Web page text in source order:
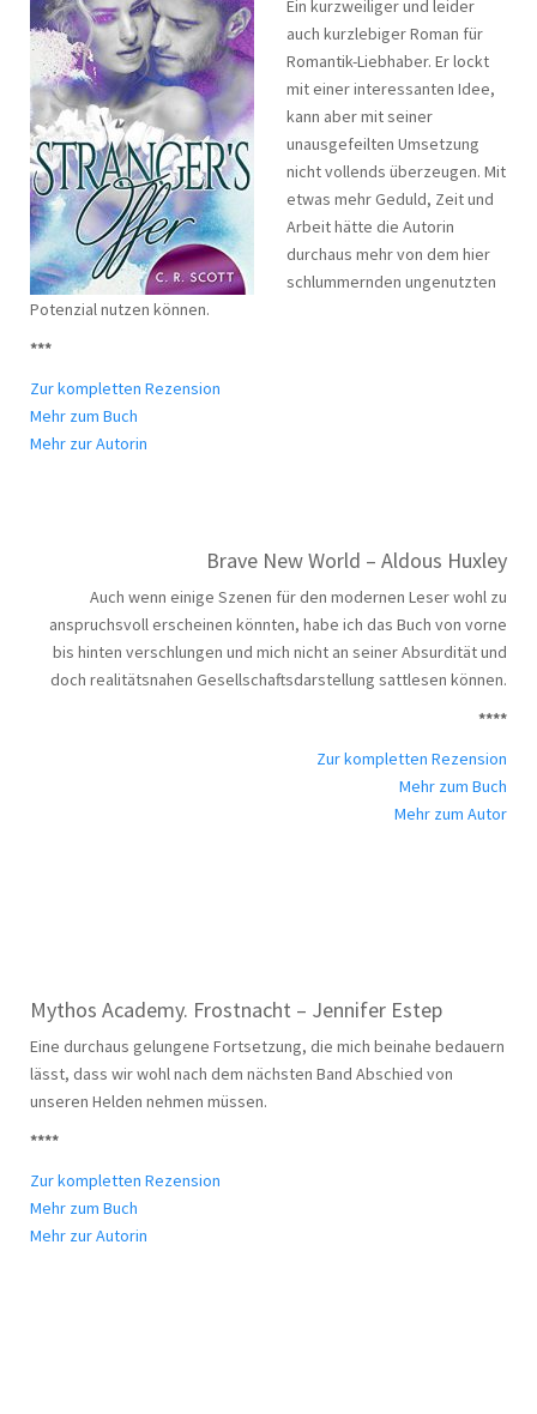
Ein kurzweiliger und leider
auch kurzlebiger Roman für
Romantik-Liebhaber. Er lockt
mit einer interessanten Idee,
kann aber mit seiner
unausgefeilten Umsetzung
nicht vollends überzeugen. Mit
etwas mehr Geduld, Zeit und
Arbeit hätte die Autorin
durchaus mehr von dem hier
schlummernden ungenutzten
Potenzial nutzen können.
***
Zur kompletten Rezension
Mehr zum Buch
Mehr zur Autorin
Brave New World – Aldous Huxley
Auch wenn einige Szenen für den modernen Leser wohl zu
anspruchsvoll erscheinen könnten, habe ich das Buch von vorne
bis hinten verschlungen und mich nicht an seiner Absurdität und
doch realitätsnahen Gesellschaftsdarstellung sattlesen können.
****
Zur kompletten Rezension
Mehr zum Buch
Mehr zum Autor
Mythos Academy. Frostnacht – Jennifer Estep
Eine durchaus gelungene Fortsetzung, die mich beinahe bedauern
lässt, dass wir wohl nach dem nächsten Band Abschied von
unseren Helden nehmen müssen.
****
Zur kompletten Rezension
Mehr zum Buch
Mehr zur Autorin